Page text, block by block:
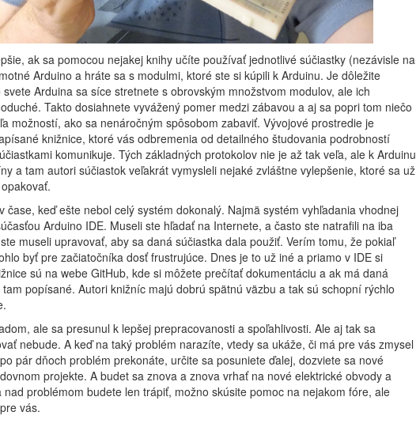
ak sa pomocou nejakej knihy učíte používať jednotlivé súčiastky (nezávisle na
Arduino a hráte sa s modulmi, ktoré ste si kúpili k Arduinu. Je dôležite
Arduina sa síce stretnete s obrovským množstvom modulov, ale ich
Takto dosiahnete vyvážený pomer medzi zábavou a aj sa popri tom niečo
možností, ako sa nenáročným spôsobom zabaviť. Vývojové prostredie je
knižnice, ktoré vás odbremenia od detailného študovania podrobností
komunikuje. Tých základných protokolov nie je až tak veľa, ale k Arduinu
a tam autori súčiastok veľakrát vymysleli nejaké zvláštne vylepšenie, ktoré sa už
čase, keď ešte nebol celý systém dokonalý. Najmä systém vyhľadania vhodnej
Arduino IDE. Museli ste hľadať na Internete, a často ste natrafili na iba
museli upravovať, aby sa daná súčiastka dala použiť. Verím tomu, že pokiaľ
byť pre začiatočníka dosť frustrujúce. Dnes je to už iné a priamo v IDE si
sú na webe GitHub, kde si môžete prečítať dokumentáciu a ak má daná
popísané. Autori knižníc majú dobrú spätnú väzbu a tak sú schopní rýchlo
ale sa presunul k lepšej prepracovanosti a spoľahlivosti. Ale aj tak sa
nebude. A keď na taký problém narazíte, vtedy sa ukáže, či má pre vás zmysel
pár dňoch problém prekonáte, určite sa posuniete ďalej, dozviete sa nové
projekte. A budet sa znova a znova vrhať na nové elektrické obvody a
problémom budete len trápiť, možno skúsite pomoc na nejakom fóre, ale
vás.